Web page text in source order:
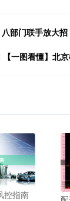
部门联手放大招
一图看懂】北
控指南